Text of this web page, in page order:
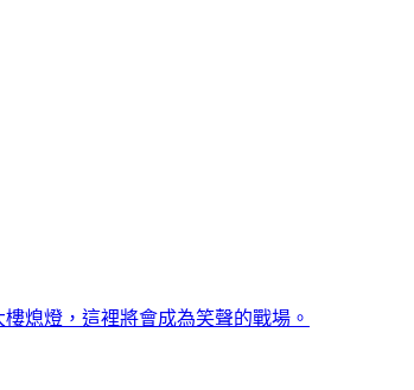
熄燈，這裡將會成為笑聲的戰場。